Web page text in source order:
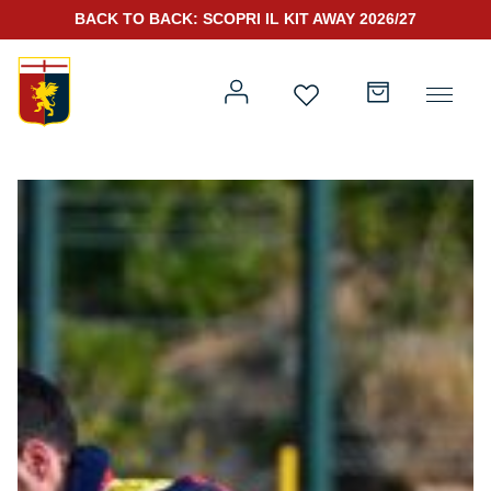
Prima squadra
Prima squadra
Genoa for Special
Kit Gara 2026/27
Training
Rappresentanza
Kit Gara 25/26
BACK TO BACK: SCOPRI IL KIT AWAY 2026/27